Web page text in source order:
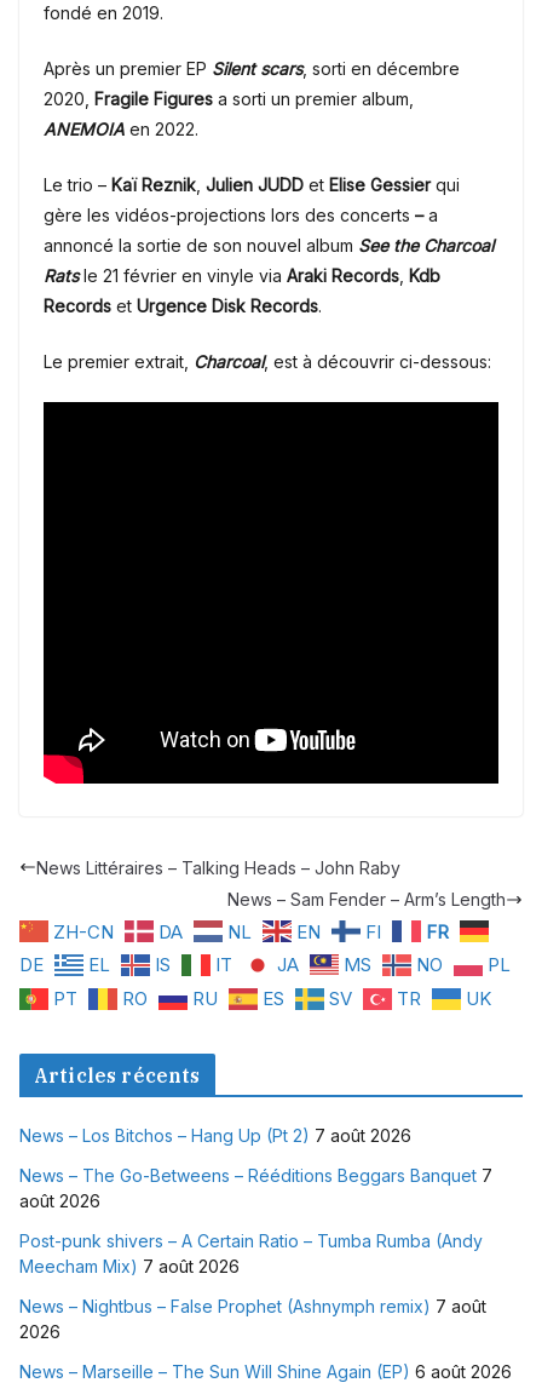
fondé en 2019.
Après un premier EP Silent scars, sorti en décembre
2020, Fragile Figures a sorti un premier album,
ANEMOIA en 2022.
Le trio – Kaï Reznik Julien JUDD et Elise Gessierqui
gère les vidéos-projections lors des concerts –a
annoncé la sortie de son nouvel album See the Charcoal
Ratsle 21 février en vinyle via Araki Records Kdb
Records et Urgence Disk Records.
Le premier extrait, Charcoal, est à découvrir ci-dessous:
News Littéraires – Talking Heads – John Raby
News – Sam Fender – Arm’s Length
ZH-CN DA NL EN FI
FR
DE
EL IS IT JA MS NO
PL
PT
RO RU ES SV TR UK
Articles récents
News – Los Bitchos – Hang Up (Pt 2) 7 août 2026
News – The Go-Betweens – Rééditions Beggars Banquet 7
août 2026
Post-punk shivers – A Certain Ratio – Tumba Rumba (Andy
Meecham Mix) 7 août 2026
News – Nightbus – False Prophet (Ashnymph remix) 7 août
2026
News – Marseille – The Sun Will Shine Again (EP) 6 août 2026